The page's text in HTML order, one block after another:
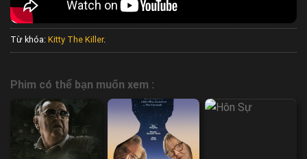
Từ khóa: Kitty The Killer.
Phim có thể bạn muốn xem :